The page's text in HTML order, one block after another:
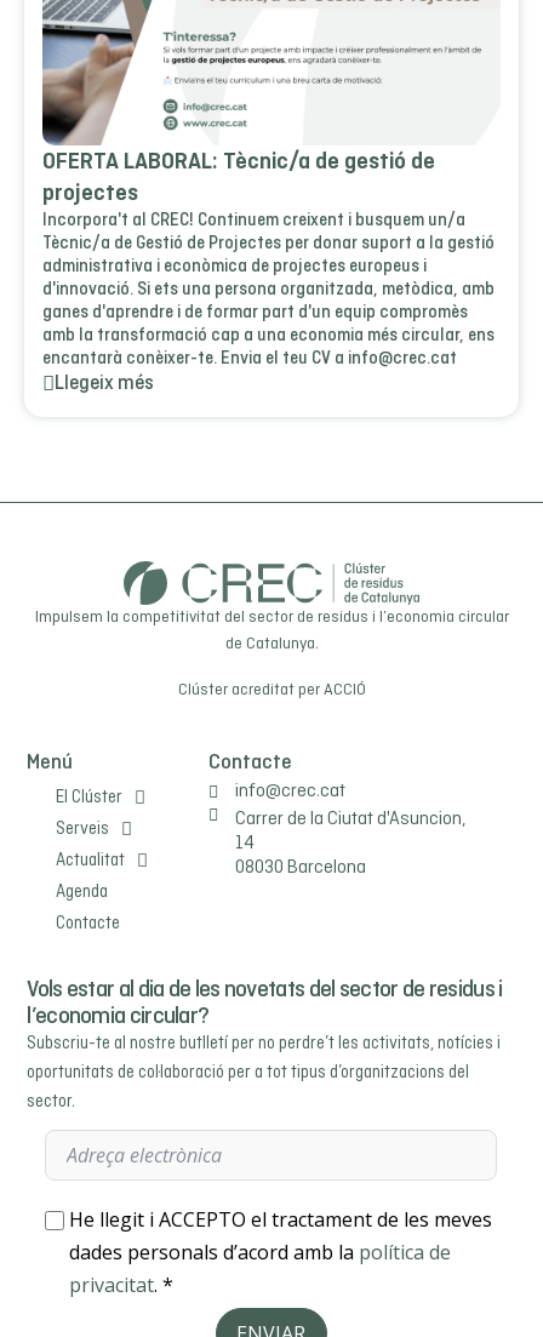
OFERTA LABORAL: Tècnic/a de gestió de
projectes
Incorpora't al CREC! Continuem creixent i busquem un/a
Tècnic/a de Gestió de Projectes per donar suport a la gestió
administrativa i econòmica de projectes europeus i
d'innovació. Si ets una persona organitzada, metòdica, amb
ganes d'aprendre i de formar part d'un equip compromès
amb la transformació cap a una economia més circular, ens
encantarà conèixer-te. Envia el teu CV a info@crec.cat
Llegeix més
Impulsem la competitivitat del sector de residus i l’economia circular
de Catalunya.
Clúster acreditat perACCIÓ
Menú
El Clúster
Serveis
Actualitat
Agenda
Contacte
Contacte
info@crec.cat
Carrer de la Ciutat d'Asuncion,
14
08030 Barcelona
Vols estar al dia de les novetats del sector de residus i
l’economia circular?
Subscriu-te al nostre butlletí per no perdre’t les activitats, notícies i
oportunitats de col·laboració per a tot tipus d’organitzacions del
sector.